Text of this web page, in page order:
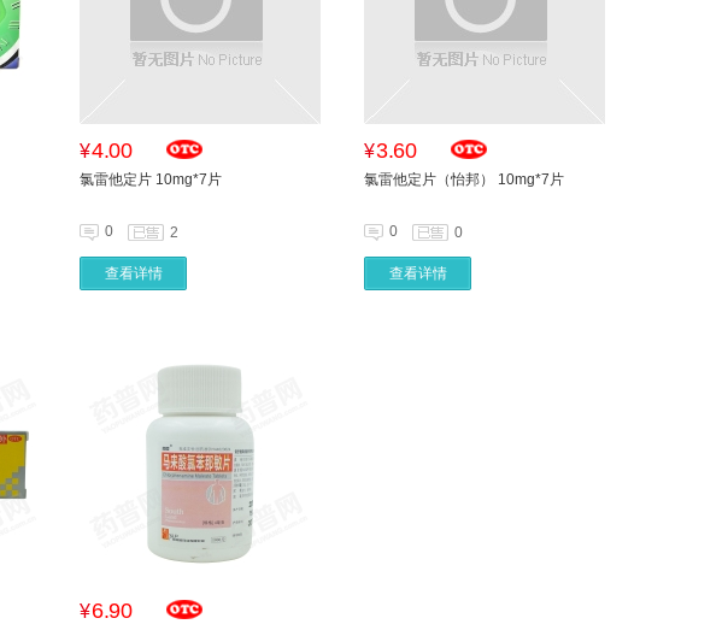
¥4.00
氯雷他定片 10mg*7片
0 2
查看详情
¥3.60
氯雷他定片（怡邦） 10mg*7片
0 0
查看详情
¥6.90